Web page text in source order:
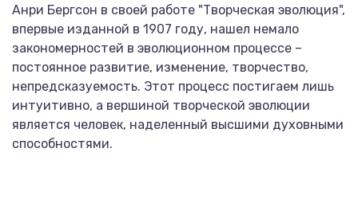
Анри Бергсон в своей работе "Творческая эволюция",
впервые изданной в 1907 году, нашел немало
закономерностей в эволюционном процессе –
постоянное развитие, изменение, творчество,
непредсказуемость. Этот процесс постигаем лишь
интуитивно, а вершиной творческой эволюции
является человек, наделенный высшими духовными
способностями.